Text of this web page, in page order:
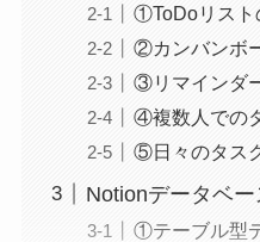
①ToDoリスト
②カンバンボ
③リマインダ
④複数人での
⑤日々のタス
Notionデータベ
①テーブル型